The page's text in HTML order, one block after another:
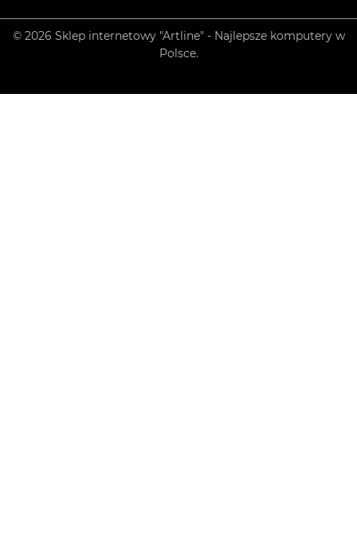
© 2026 Sklep internetowy "Artline" - Najlepsze komputery w
Polsce.